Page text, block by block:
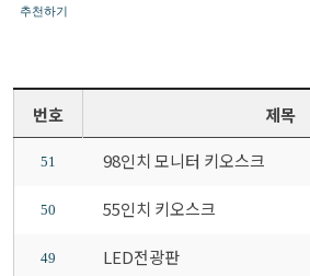
추천하기
번호 제목
51 98인치 모니터 키오스크
50 55인치 키오스크
49 LED전광판